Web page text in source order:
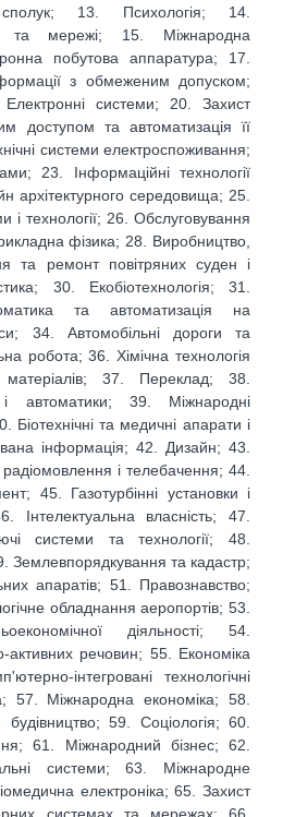
сполук; 13. Психологія; 14.
та мережі; 15. Міжнародна
побутова аппаратура; 17.
з обмеженим допуском;
системи; 20. Захист
доступом та автоматизація її
системи електроспоживання;
23. Інформаційні технології
архітектурного середовища; 25.
і технології; 26. Обслуговування
фізика; 28. Виробництво,
та ремонт повітряних суден і
30. Екобіотехнологія; 31.
та автоматизація на
34. Автомобільні дороги та
робота; 36. Хімічна технологія
37. Переклад; 38.
автоматики; 39. Міжнародні
Біотехнічні та медичні апарати і
інформація; 42. Дизайн; 43.
радіомовлення і телебачення; 44.
45. Газотурбінні установки і
Інтелектуальна власність; 47.
системи та технології; 48.
Землевпорядкування та кадастр;
апаратів; 51. Правознавство;
обладнання аеропортів; 53.
діяльності; 54.
активних речовин; 55. Економіка
інтегровані технологічні
57. Міжнародна економіка; 58.
59. Соціологія; 60.
61. Міжнародний бізнес; 62.
системи; 63. Міжнародне
електроніка; 65. Захист